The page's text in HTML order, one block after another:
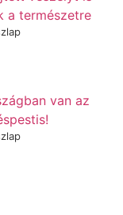
a természetre
van az